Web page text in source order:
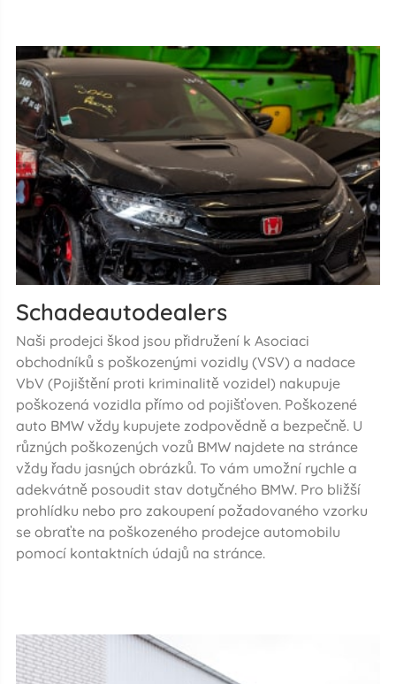
Schadeautodealers
Naši prodejci škod jsou přidružení k Asociaci
obchodníků s poškozenými vozidly (VSV) a nadace
VbV (Pojištění proti kriminalitě vozidel) nakupuje
poškozená vozidla přímo od pojišťoven. Poškozené
auto BMW vždy kupujete zodpovědně a bezpečně. U
různých poškozených vozů BMW najdete na stránce
vždy řadu jasných obrázků. To vám umožní rychle a
adekvátně posoudit stav dotyčného BMW. Pro bližší
prohlídku nebo pro zakoupení požadovaného vzorku
se obraťte na poškozeného prodejce automobilu
pomocí kontaktních údajů na stránce.